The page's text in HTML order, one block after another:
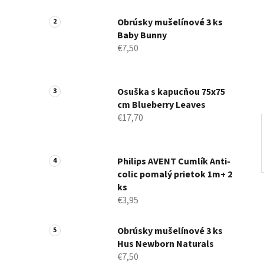
n
Obrúsky mušelínové 3 ks
Baby Bunny
€7,50
Osuška s kapucňou 75x75
cm Blueberry Leaves
€17,70
Philips AVENT Cumlík Anti-
colic pomalý prietok 1m+ 2
ks
€3,95
Obrúsky mušelínové 3 ks
Hus Newborn Naturals
€7,50